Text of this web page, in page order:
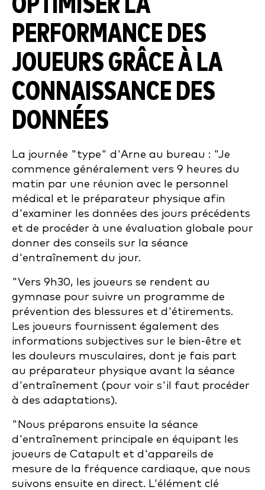
PERFORMANCE DES
JOUEURS GRÂCE À LA
CONNAISSANCE DES
DONNÉES
La journée "type" d'Arne au bureau : "Je
commence généralement vers 9 heures du
matin par une réunion avec le personnel
médical et le préparateur physique afin
d'examiner les données des jours précédents
et de procéder à une évaluation globale pour
donner des conseils sur la séance
d'entraînement du jour.
"Vers 9h30, les joueurs se rendent au
gymnase pour suivre un programme de
prévention des blessures et d'étirements.
Les joueurs fournissent également des
informations subjectives sur le bien-être et
les douleurs musculaires, dont je fais part
au préparateur physique avant la séance
d'entraînement (pour voir s'il faut procéder
à des adaptations).
"Nous préparons ensuite la séance
d'entraînement principale en équipant les
joueurs de Catapult et d'appareils de
mesure de la fréquence cardiaque, que nous
suivons ensuite en direct. L'élément clé